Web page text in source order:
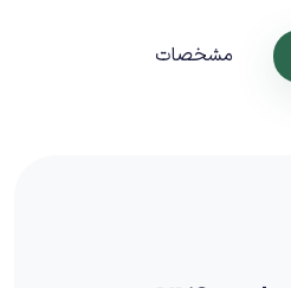
مشخصات